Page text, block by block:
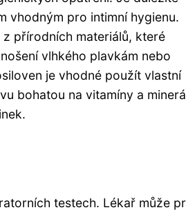
vhodným pro intimní hygienu.
přírodních materiálů, které
vlhkého plavkám nebo
je vhodné použít vlastní
bohatou na vitamíny a
testech. Lékař může